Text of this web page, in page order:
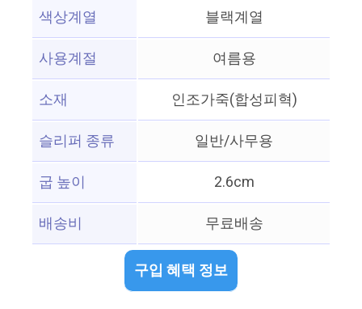
색상계열
블랙계열
사용계절
여름용
소재
인조가죽(합성피혁)
슬리퍼 종류
일반/사무용
굽 높이
2.6cm
배송비
무료배송
구입 혜택 정보